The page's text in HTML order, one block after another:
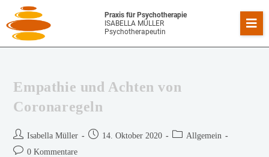
Praxis für Psychotherapie
ISABELLA MÜLLER
Psychotherapeutin
Empathie und Achten von
Coronaregeln
Isabella Müller 14. Oktober 2020
Allgemein
0 Kommentare